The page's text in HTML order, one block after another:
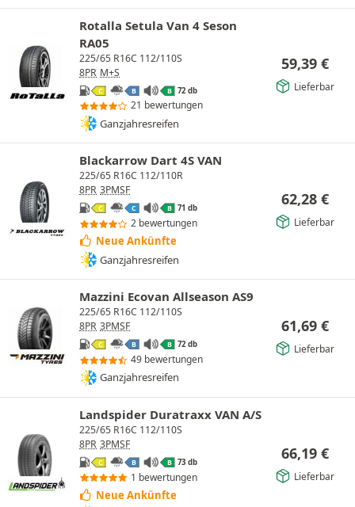
Rotalla Setula Van 4 Seson
RA05
225/65 R16C 112/110S
8PR M+S
C B B 72 db
21 bewertungen
Ganzjahresreifen
59,39 €
Lieferbar
Blackarrow Dart 4S VAN
225/65 R16C 112/110R
8PR 3PMSF
C C B 71 db
2 bewertungen
Neue Ankünfte
Ganzjahresreifen
62,28 €
Lieferbar
Mazzini Ecovan Allseason AS9
225/65 R16C 112/110S
8PR 3PMSF
C B B 72 db
49 bewertungen
Ganzjahresreifen
61,69 €
Lieferbar
Landspider Duratraxx VAN A/S
225/65 R16C 112/110S
8PR 3PMSF
C B B 73 db
1 bewertungen
Neue Ankünfte
66,19 €
Lieferbar